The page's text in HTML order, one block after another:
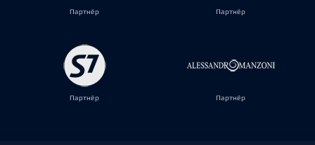
Партнёр Партнёр
Партнёр Партнёр